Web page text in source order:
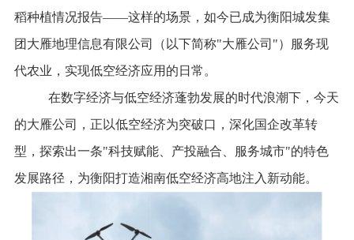
稻种植情况报告——这样的场景，如今已成为衡阳城发集
团大雁地理信息有限公司（以下简称"大雁公司"）服务现
代农业 ， 实现低空经济应用 的日常。
在数字经济与低空经济蓬勃发展的时代浪潮下， 今天
的大雁公司 ， 正 以低空经济为突破口，深化国企改革转
型，探索出一条"科技赋能、产投融合、服务城市"的特色
发展路径，为衡阳打造湘南低空经济高地注入新动能。